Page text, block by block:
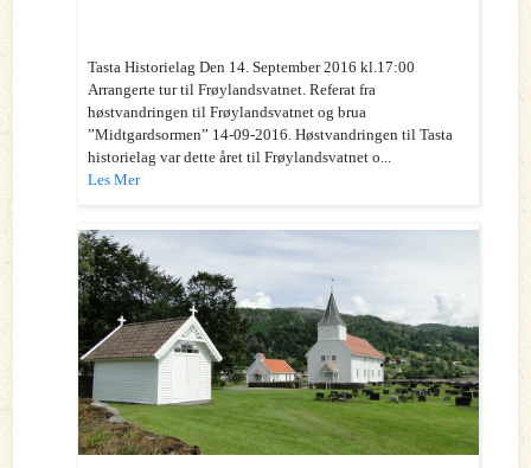
Tasta Historielag Den 14. September 2016 kl.17:00
Arrangerte tur til Frøylandsvatnet. Referat fra
høstvandringen til Frøylandsvatnet og brua
”Midtgardsormen” 14-09-2016. Høstvandringen til Tasta
historielag var dette året til Frøylandsvatnet o...
Les Mer